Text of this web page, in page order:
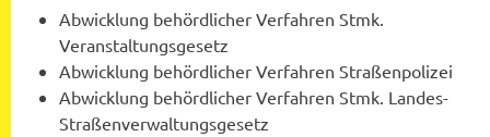
Abwicklung behördlicher Verfahren Stmk.
Veranstaltungsgesetz
Abwicklung behördlicher Verfahren Straßenpolizei
Abwicklung behördlicher Verfahren Stmk. Landes-
Straßenverwaltungsgesetz